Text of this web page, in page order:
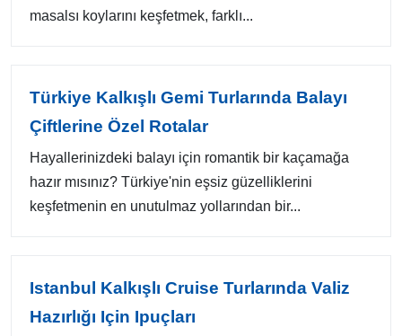
masalsı koylarını keşfetmek, farklı...
Türkiye Kalkışlı Gemi Turlarında Balayı
Çiftlerine Özel Rotalar
Hayallerinizdeki balayı için romantik bir kaçamağa
hazır mısınız? Türkiye'nin eşsiz güzelliklerini
keşfetmenin en unutulmaz yollarından bir...
Istanbul Kalkışlı Cruise Turlarında Valiz
Hazırlığı Için Ipuçları